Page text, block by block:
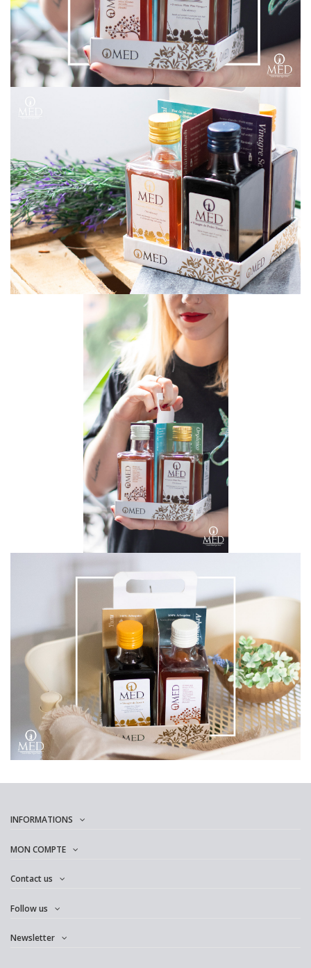
INFORMATIONS
MON COMPTE
Contact us
Follow us
Newsletter